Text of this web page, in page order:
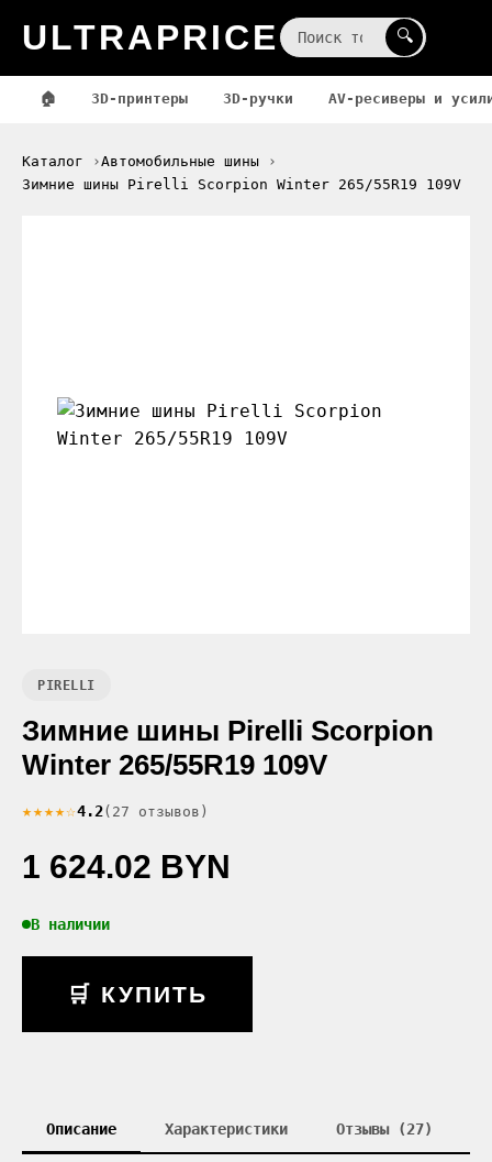
ULTRAPRICE 🔍
🏠 3D-принтеры 3D-ручки AV-ресиверы и
Каталог
Автомобильные шины
Зимние шины Pirelli Scorpion Winter 265/55R19 109V
PIRELLI
Зимние шины Pirelli Scorpion
Winter 265/55R19 109V
★★★★☆4.2(27 отзывов)
1 624.02 BYN
В наличии
🛒 КУПИТЬ
Описание Характеристики Отзывы (27)